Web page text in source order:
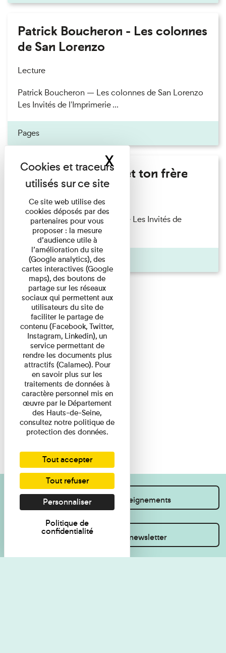
Patrick Boucheron - Les colonnes
de San Lorenzo
Lecture
Patrick Boucheron — Les colonnes de San Lorenzo
Les Invités de l'Imprimerie ...
Pages
Marie Cosnay - Toi et ton frère
Lecture
Marie Cosnay — Toi et ton frère Les Invités de
l'Imprimerie n°10 À ...
Pages
Je souhaite des renseignements
Inscrivez-vous à la newsletter
Ce site web utilise des
cookies déposés par des
partenaires pour vous
proposer : la mesure
d’audience utile à
l’amélioration du site
(Google analytics), des
cartes interactives (Google
maps), des boutons de
partage sur les réseaux
sociaux qui permettent aux
utilisateurs du site de
faciliter le partage de
contenu (Facebook, Twitter,
Instagram, Linkedin), un
service permettant de
rendre les documents plus
attractifs (Calameo). Pour
en savoir plus sur les
traitements de données à
caractère personnel mis en
œuvre par le Département
des Hauts-de-Seine,
consultez notre politique de
protection des données.
Tout accepter
Tout refuser
Personnaliser
Politique de
confidentialité
XMasquer le